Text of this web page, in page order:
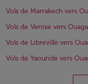
Vols de Marrakech vers
Vols de Venise vers
Vols de Libreville vers
Vols de Yaoundé vers